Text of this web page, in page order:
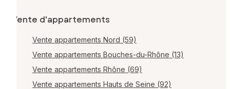
Vente d'appartements
Vente appartements Nord (59)
Vente appartements Bouches-du-Rhône (13)
Vente appartements Rhône (69)
Vente appartements Hauts de Seine (92)